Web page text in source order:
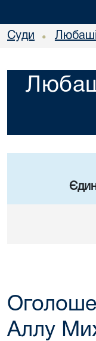
Суди •
Аллу